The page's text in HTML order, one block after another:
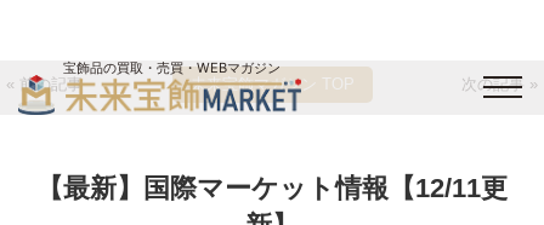
宝飾品の買取・売買・WEBマガジン
未来宝飾マガジン
運営会社
« 前の記事 未来宝飾マガジン TOP 次の記事 »
【最新】国際マーケット情報【12/11更